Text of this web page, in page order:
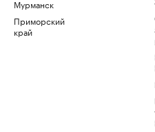
Мурманск
Приморский
край